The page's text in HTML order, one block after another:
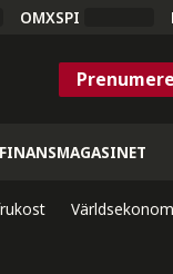
OMXSPI
FINANSMAGASINET